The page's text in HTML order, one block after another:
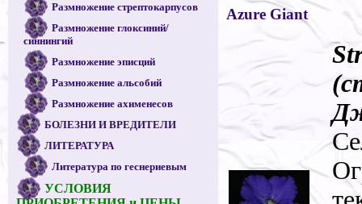
Размножение стрептокарпусов
Размножение глоксиний/
синнингий
Размножение эписций
Размножение альсобий
Размножение ахименесов
БОЛЕЗНИ И ВРЕДИТЕЛИ
ЛИТЕРАТУРА
Литература по геснериевым
УСЛОВИЯ
Azure Giant